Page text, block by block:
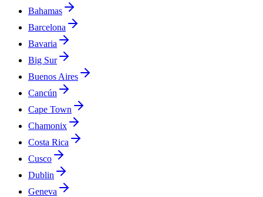
Bahamas
Barcelona
Bavaria
Big Sur
Buenos Aires
Cancún
Cape Town
Chamonix
Costa Rica
Cusco
Dublin
Geneva